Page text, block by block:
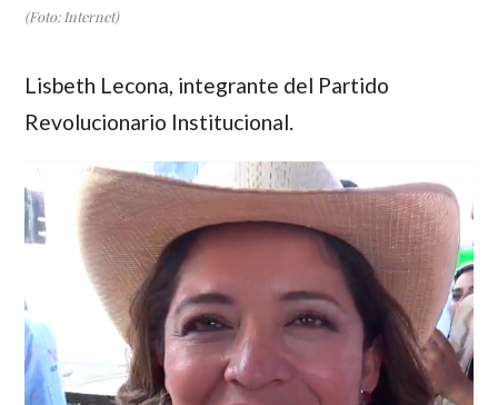
(Foto: Internet)
Lisbeth Lecona, integrante del Partido
Revolucionario Institucional.